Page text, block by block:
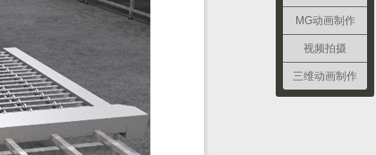
MG动画制作
视频拍摄
三维动画制作